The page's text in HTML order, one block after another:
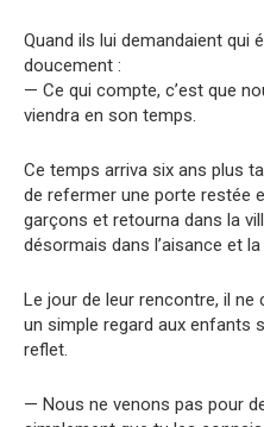
Quand ils lui demandaient qui
doucement :
— Ce qui compte, c’est que
viendra en son temps.
Ce temps arriva six ans plus
de refermer une porte restée
garçons et retourna dans la
désormais dans l’aisance et
Le jour de leur rencontre, il
un simple regard aux enfants
reflet.
— Nous ne venons pas pour